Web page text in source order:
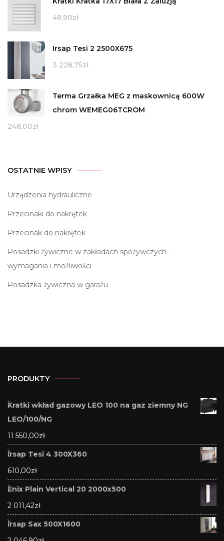
48,90zł
Irsap Tesi 2 2500X675
3 228,75zł
Terma Grzałka MEG z maskownicą 600W
chrom WEMEG06TCROM
248,00zł
OSTATNIE WPISY
Urządzenia hydrauliczne
Przecinaki do nakrętek
Przecinak do nakrętek
Posadzki żywiczne w zakładach spożywczych –
wymagania i możliwości
Posadzka żywiczna w garażu
PRODUKTY
Kratki wkład gazowy LEO 100 na gaz ziemny NG
LEO/100/NG
11 550,00zł
Irsap Tesi 4 300X360
610,00zł
Enix Plain Vertical 20 2000x500
2 011,42zł
Irsap Sax 500X1600